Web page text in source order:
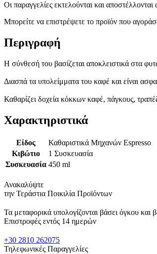
Οι παραγγελίες εκτελούνται και
Μπορείτε να επιστρέψετε το προϊόν που
Περιγραφή
Η σύνθεσή του βασίζεται αποκλειστικά στα
Διασπά τα υπολείμματα του καφέ και είναι
Καθαρίζει δοχεία κόκκων καφέ, πάγκους,
Χαρακτηριστικά
Είδος
Καθαριστικά Μηχανών Espresso
Κιβώτιο
1 Συσκευασία
Συσκευασία 450 ml
Ανακαλύψτε
την Τεράστια Ποικιλία Προϊόντων
Τα μεταφορικά υπολογίζονται βάσει όγκου και
Επιστροφές εντός 14 ημερών
+30 2810 262075
Τηλεφωνικές Παραγγελίες